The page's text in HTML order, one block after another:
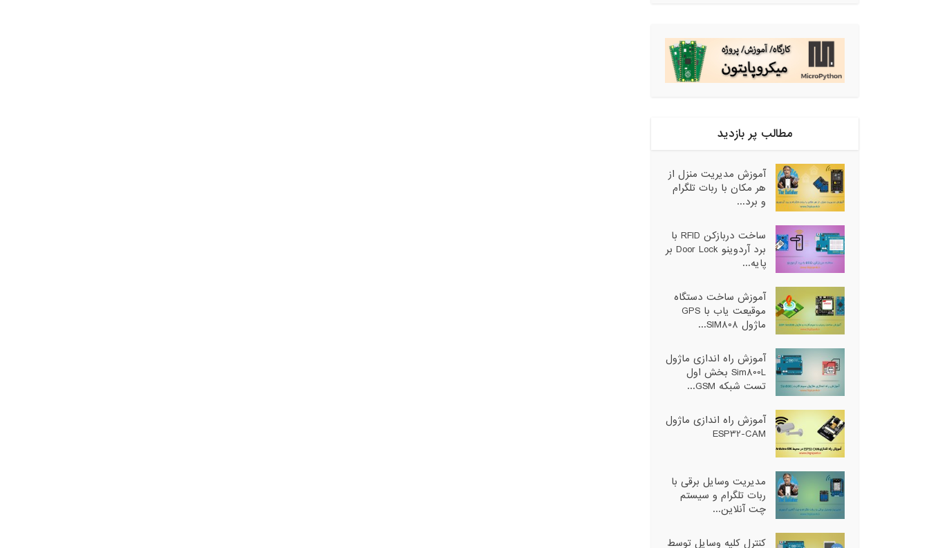
مطالب پر بازدید
آموزش مدیریت منزل از
هر مکان با ربات تلگرام
و برد...
ساخت دربازکن RFID با
برد آردوینو Door Lock بر
پایه...
آموزش ساخت دستگاه
موقیعت یاب با GPS
ماژول SIM808...
آموزش راه اندازی ماژول
Sim800L بخش اول
تست شبکه GSM...
آموزش راه اندازی ماژول
ESP32-CAM
مدیریت وسایل برقی با
ربات تلگرام و سیستم
چت آنلاین...
کنترل کلیه وسایل توسط